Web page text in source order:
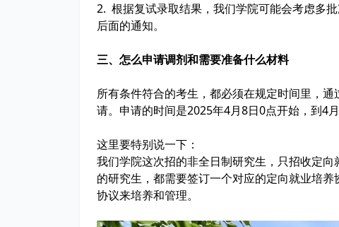
2. 根据复试录取结果，我们学院可能会考虑多
后面的通知。
三、怎么申请调剂和需要准备什么材料
所有条件符合的考生，都必须在规定时间里，
请。申请的时间是2025年4月8日0点开始，到4月
这里要特别说一下：
我们学院这次招的非全日制研究生，只招收定
的研究生，都需要签订一个对应的定向就业培
协议来培养和管理。